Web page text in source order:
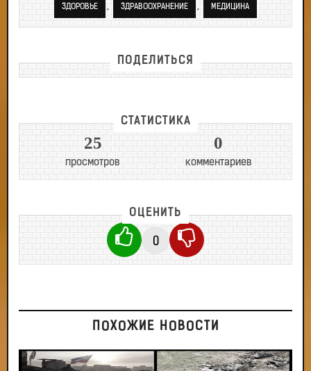
ЗДОРОВЬЕ , ЗДРАВООХРАНЕНИЕ , МЕДИЦИНА
ПОДЕЛИТЬСЯ
СТАТИСТИКА
25
просмотров
0
комментариев
ОЦЕНИТЬ
0
ПОХОЖИЕ НОВОСТИ